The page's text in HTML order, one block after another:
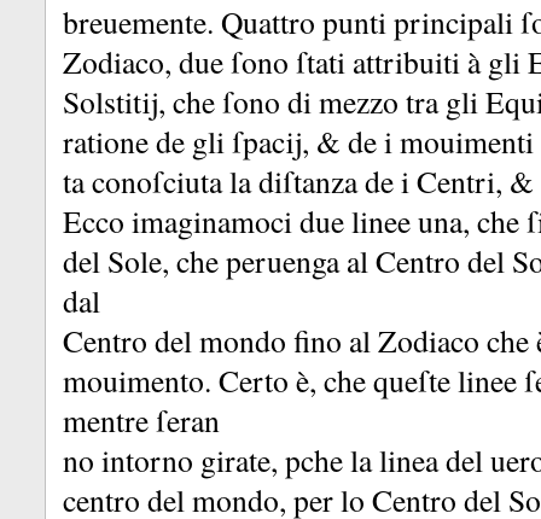
breuemente. Quattro punti principali
Zodiaco, due ſono ſtati attribuiti à gli
Solstitĳ, che ſono di mezzo tra gli
ratione de gli ſpacĳ, & de i mouimenti
ta conoſciuta la diſtanza de i Centri, &
Ecco imaginamoci due linee una, che
del Sole, che peruenga al Centro del
dal
Centro del mondo fino al Zodiaco che
mouimento. Certo è, che queſte linee
mentre ſeran
no intorno girate, pche la linea del
centro del mondo, per lo Centro del